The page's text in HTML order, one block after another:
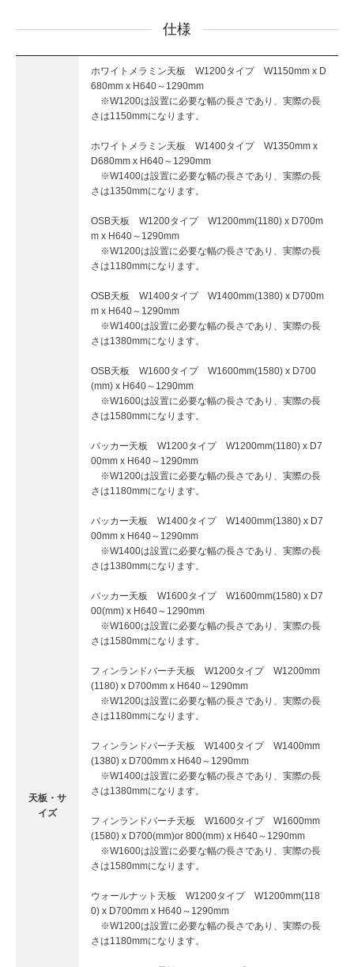
仕様
天板・サ
イズ
ホワイトメラミン天板 W1200タイプ W1150mm x D
680mm x H640～1290mm
※W1200は設置に必要な幅の長さであり、実際の長
さは1150mmになります。
ホワイトメラミン天板 W1400タイプ W1350mm x
D680mm x H640～1290mm
※W1400は設置に必要な幅の長さであり、実際の長
さは1350mmになります。
OSB天板 W1200タイプ W1200mm(1180) x D700m
m x H640～1290mm
※W1200は設置に必要な幅の長さであり、実際の長
さは1180mmになります。
OSB天板 W1400タイプ W1400mm(1380) x D700m
m x H640～1290mm
※W1400は設置に必要な幅の長さであり、実際の長
さは1380mmになります。
OSB天板 W1600タイプ W1600mm(1580) x D700
(mm) x H640～1290mm
※W1600は設置に必要な幅の長さであり、実際の長
さは1580mmになります。
バッカー天板 W1200タイプ W1200mm(1180) x D7
00mm x H640～1290mm
※W1200は設置に必要な幅の長さであり、実際の長
さは1180mmになります。
バッカー天板 W1400タイプ W1400mm(1380) x D7
00mm x H640～1290mm
※W1400は設置に必要な幅の長さであり、実際の長
さは1380mmになります。
バッカー天板 W1600タイプ W1600mm(1580) x D7
00(mm) x H640～1290mm
※W1600は設置に必要な幅の長さであり、実際の長
さは1580mmになります。
フィンランドバーチ天板 W1200タイプ W1200mm
(1180) x D700mm x H640～1290mm
※W1200は設置に必要な幅の長さであり、実際の長
さは1180mmになります。
フィンランドバーチ天板 W1400タイプ W1400mm
(1380) x D700mm x H640～1290mm
※W1400は設置に必要な幅の長さであり、実際の長
さは1380mmになります。
フィンランドバーチ天板 W1600タイプ W1600mm
(1580) x D700(mm)or 800(mm) x H640～1290mm
※W1600は設置に必要な幅の長さであり、実際の長
さは1580mmになります。
ウォールナット天板 W1200タイプ W1200mm(118
0) x D700mm x H640～1290mm
※W1200は設置に必要な幅の長さであり、実際の長
さは1180mmになります。